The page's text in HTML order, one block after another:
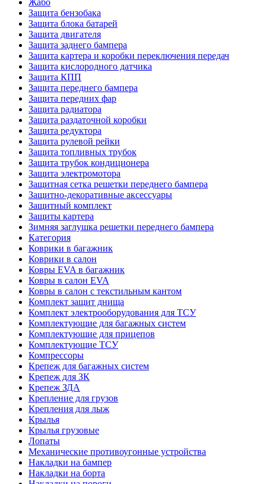
Жабо
Защита бензобака
Защита блока батарей
Защита двигателя
Защита заднего бампера
Защита картера и коробки переключения передач
Защита кислородного датчика
Защита КПП
Защита переднего бампера
Защита передних фар
Защита радиатора
Защита раздаточной коробки
Защита редуктора
Защита рулевой рейки
Защита топливных трубок
Защита трубок кондиционера
Защита электромотора
Защитная сетка решетки переднего бампера
Защитно-декоративные аксессуары
Защитный комплект
Защиты картера
Зимняя заглушка решетки переднего бампера
Категория
Коврики в багажник
Коврики в салон
Ковры EVA в багажник
Ковры в салон EVA
Ковры в салон с текстильным кантом
Комплект защит днища
Комплект электрооборудования для ТСУ
Комплектующие для багажных систем
Комплектующие для прицепов
Комплектующие ТСУ
Компрессоры
Крепеж для багажных систем
Крепеж для ЗК
Крепеж ЗДА
Крепление для грузов
Крепления для лыж
Крылья
Крылья грузовые
Лопаты
Механические противоугонные устройства
Накладки на бампер
Накладки на борта